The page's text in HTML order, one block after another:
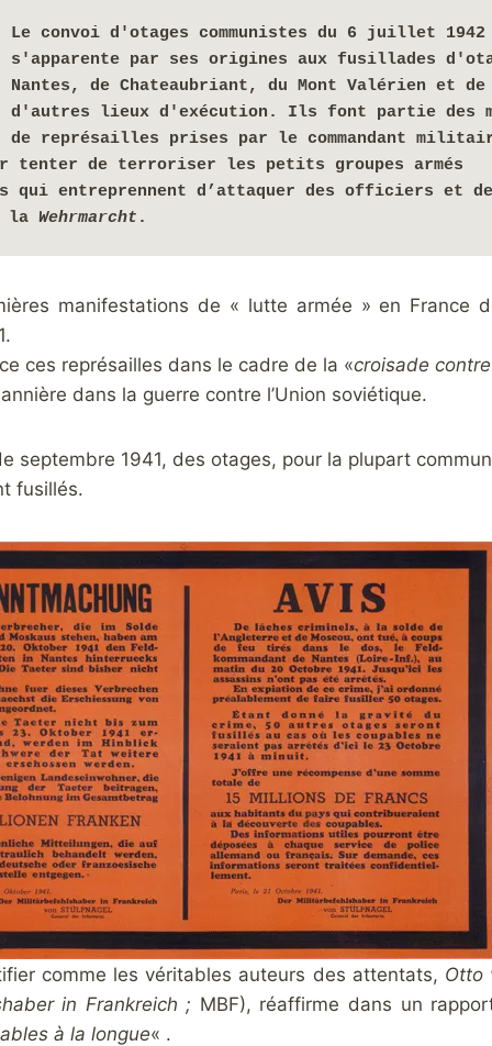
Le convoi d'otages communistes du 6 juillet 1942
s'apparente par ses origines aux fusillades
Nantes, de Chateaubriant, du Mont Valérien et de
d'autres lieux d'exécution. Ils font partie des
de représailles prises par le commandant
tenter de terroriser les petits groupes armés
qui entreprennent d’attaquer des officiers et
la Wehrmarcht .
manifestations de « lutte armée » en France
ces représailles dans le cadre de la «croisade
dans la guerre contre l’Union soviétique.
septembre 1941, des otages, pour la plupart
fusillés.
comme les véritables auteurs des attentats, Otto
in Frankreich ; MBF), réaffirme dans un
à la longue« .